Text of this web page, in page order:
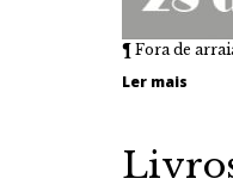
¶ Fora de
Ler mais